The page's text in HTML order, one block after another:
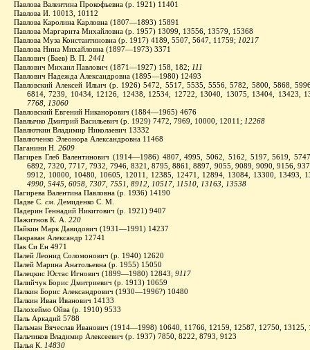
Павлова Валентина Прокофьевна (р. 1921) 11401
Павлова И. 10013, 10112
Павлова Каролина Карловна (1807—1893) 15891
Павлова Маргарита Михайловна (р. 1957) 13099, 13556, 13579, 15368
Павлова Муза Константиновна (р. 1917) 4189, 5507, 5647, 11759; 10217
Павлова Нина Михайловна (1897—1973) 3371
Павлович (Баев) В. П. 2441
Павлович Михаил Павлович (1871—1927) 158, 182; 111
Павлович Надежда Александровна (1895—1980) 12493
Павловский Алексей Ильич (р. 1926) 5472, 5517, 5535, 5556, 5782, 5800, 5868,
6814, 7239, 10434, 12126, 12438, 12534, 12722, 13040, 13075, 13404, 13423,
7768, 13060
Павловский Евгений Никанорович (1884—1965) 4676
Павлычко Дмитрий Васильевич (р. 1929) 7472, 7969, 10000, 12011; 12268
Павлюткин Владимир Николаевич 13332
Павлюченко Элеонора Александровна 11468
Паганини Н. 2609
Пагирев Глеб Валентинович (1914—1986) 4807, 4995, 5062, 5162, 5197, 5619,
6892, 7320, 7717, 7932, 7946, 8321, 8795, 8861, 8897, 9055, 9089, 9090, 9156,
9912, 10000, 10480, 10605, 12011, 12385, 12471, 12894, 13084, 13300, 13493,
4990, 5445, 6058, 7307, 7551, 8912, 10517, 11510, 13163, 13538
Пагирева Валентина Павловна (р. 1936) 14190
Падве С. см . Демиденко С. М.
Падерин Геннадий Никитович (р. 1921) 9407
Пажитнов К. А. 220
Пайкин Марк Давидович (1931—1991) 14237
Пакраван Александр 12741
Пак Си Ен 4971
Палей Леонид Соломонович (р. 1940) 12620
Палей Марина Анатольевна (р. 1955) 15050
Палецкис Юстас Игнович (1899—1980) 12843; 9117
Палийчук Борис Дмитриевич (р. 1913) 10659
Палкин Борис Александрович (1930—1996?) 10480
Палкин Иван Иванович 14133
Палохеймо Ойва (р. 1910) 9533
Паль Аркадий 5788
Пальман Вячеслав Иванович (1914—1998) 10640, 11766, 12159, 12587, 12750, 13125,
Пальчиков Владимир Алексеевич (р. 1937) 7850, 8222, 8793, 9123
Палья К. 14830